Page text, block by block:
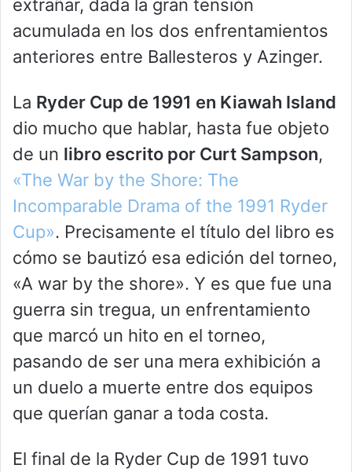
extrañar, dada la gran tensión
acumulada en los dos enfrentamientos
anteriores entre Ballesteros y Azinger.
La Ryder Cup de 1991 en Kiawah Island
dio mucho que hablar, hasta fue objeto
de un libro escrito por Curt Sampson,
«The War by the Shore: The
Incomparable Drama of the 1991 Ryder
Cup». Precisamente el título del libro es
cómo se bautizó esa edición del torneo,
«A war by the shore». Y es que fue una
guerra sin tregua, un enfrentamiento
que marcó un hito en el torneo,
pasando de ser una mera exhibición a
un duelo a muerte entre dos equipos
que querían ganar a toda costa.
El final de la Ryder Cup de 1991 tuvo